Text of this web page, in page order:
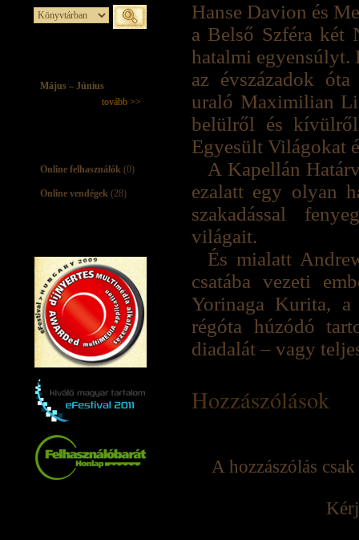
Május – Június
tovább >>
Online felhasználók (0)
Online vendégek (28)
Hanse Davion és
a Belső Szféra két
hatalmi egyensúlyt.
az évszázadok
uraló Maximilian
belülről és kívülről
Egyesült Világokat
A Kapellán
ezalatt egy olyan
szakadással
világait.
És mialatt
csatába vezeti
Yorinaga Kurita, a
régóta húzódó
diadalát – vagy
Hozzászólások
A hozzászólás